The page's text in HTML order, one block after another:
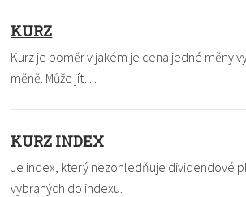
KURZ
Kurz je poměr v jakém je cena jedné měny
měně. Může jít…
KURZ INDEX
Je index, který nezohledňuje dividendové
vybraných do indexu.